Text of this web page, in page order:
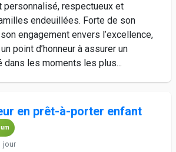
personnalisé, respectueux et
endeuillées. Forte de son
engagement envers l’excellence,
point d’honneur à assurer un
dans les moments les plus...
en prêt-à-porter enfant
jour